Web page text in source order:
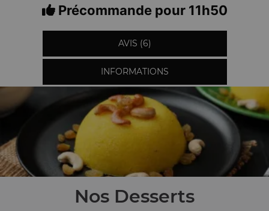
Précommande pour 11h50
AVIS (6)
INFORMATIONS
Nos Desserts